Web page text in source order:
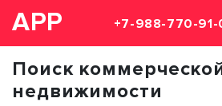
АРР +7-988-770-91-
Поиск
недвижимости